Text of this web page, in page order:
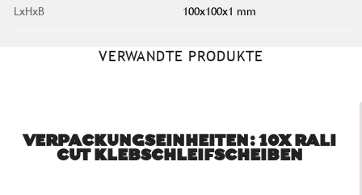
LxHxB 100x100x1 mm
VERWANDTE PRODUKTE
VERPACKUNGSEINHEITEN: 10X RALI
CUT KLEBSCHLEIFSCHEIBEN